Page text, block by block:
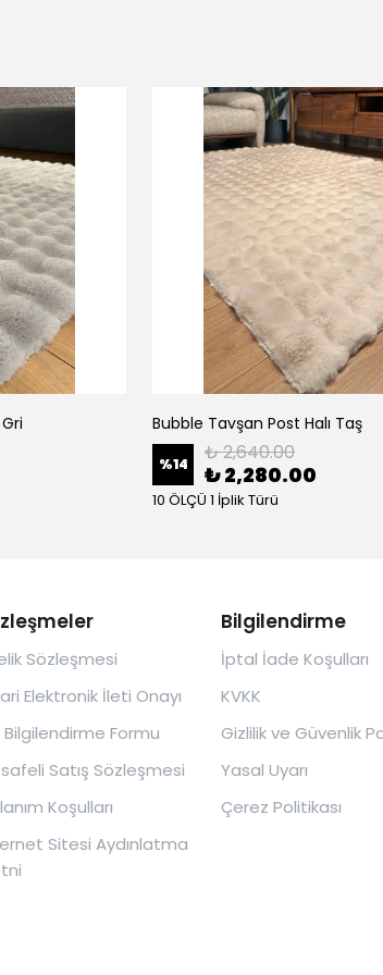
Bubble Tavşan Post Halı Taş
%14 ₺ 2,640.00
₺ 2,280.00
10 ÖLÇÜ 1 İplik Türü
Sözleşmesi
Elektronik İleti Onayı
Bilgilendirme Formu
Satış Sözleşmesi
Koşulları
Sitesi Aydınlatma
Bilgilendirme
İptal İade Koşulları
KVKK
Gizlilik ve Güvenlik
Yasal Uyarı
Çerez Politikası